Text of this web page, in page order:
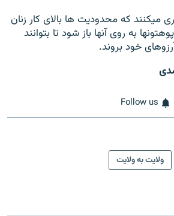
میکنند که محدودیت ها بالای کار زنان
به روی آنها باز شود تا بتوانند
خود بروند.
Follow us
ولایت به ولایت